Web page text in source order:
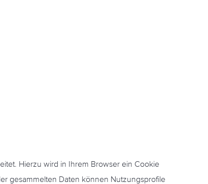
Hierzu wird in Ihrem Browser ein Cookie
gesammelten Daten können Nutzungsprofile